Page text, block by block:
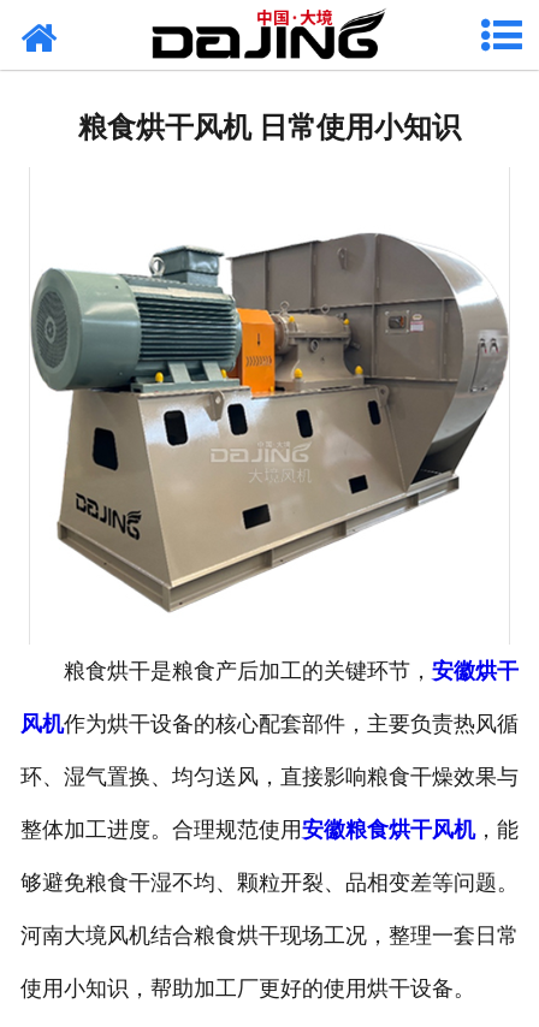
网站首页
服务支持
风机知识
新闻中心
联系我们
粮食烘干风机 日常使用小知识
粮食烘干是粮食产后加工的关键环节， 安徽烘干
风机作为烘干设备的核心配套部件，主要负责热风循
环、湿气置换、均匀送风，直接影响粮食干燥效果与
整体加工进度。合理规范使用安徽粮食烘干风机，能
够避免粮食干湿不均、颗粒开裂、品相变差等问题。
河南大境风机结合粮食烘干现场工况，整理一套日常
使用小知识，帮助加工厂更好的使用烘干设备。